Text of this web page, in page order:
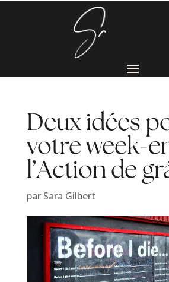
Deux idées
votre week-
l’Action de
par Sara Gilbert